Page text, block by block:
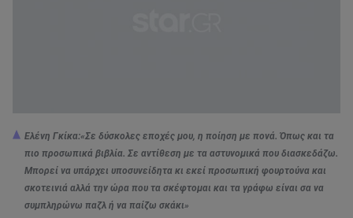
Ελένη Γκίκα:«Σε δύσκολες εποχές μου, η ποίηση με πονά. Όπως και τα
πιο προσωπικά βιβλία. Σε αντίθεση με τα αστυνομικά που διασκεδάζω.
Μπορεί να υπάρχει υποσυνείδητα κι εκεί προσωπική φουρτούνα και
σκοτεινιά αλλά την ώρα που τα σκέφτομαι και τα γράφω είναι σα να
συμπληρώνω παζλ ή να παίζω σκάκι»